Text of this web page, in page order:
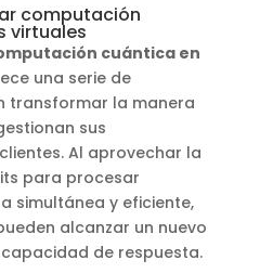
computación
virtuales
cuántica en
una serie de
transformar la manera
sus
Al aprovechar la
para procesar
simultánea y eficiente,
alcanzar un nuevo
de respuesta.